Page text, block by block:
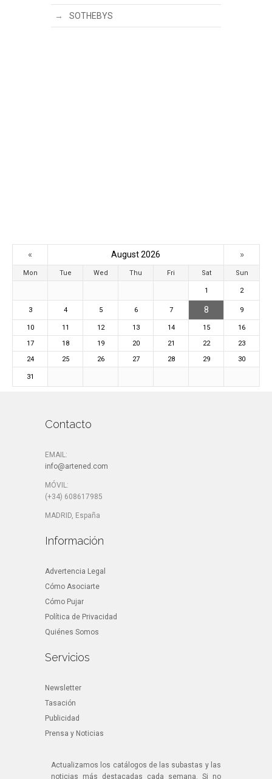
SOTHEBYS
« August 2026 »
Mon Tue Wed Thu Fri Sat Sun
1 2
3 4 5 6 7 8 9
10 11 12 13 14 15
16
17
18 19 20 21 22
23
24
25 26 27 28 29 30
31
Contacto
EMAIL:
info@artened.com
MÓVIL:
(+34) 608617985
MADRID, España
Información
Advertencia Legal
Cómo Asociarte
Cómo Pujar
Política de Privacidad
Quiénes Somos
Servicios
Newsletter
Tasación
Publicidad
Prensa y Noticias
Actualizamos los catálogos de las subastas y las
noticias más destacadas cada semana. Si no